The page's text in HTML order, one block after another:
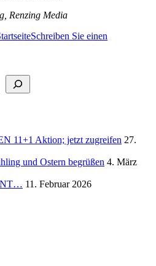
Renzing Media
Schreiben Sie einen
11+1 Aktion; jetzt zugreifen 27.
und Ostern begrüßen 4. März
11. Februar 2026